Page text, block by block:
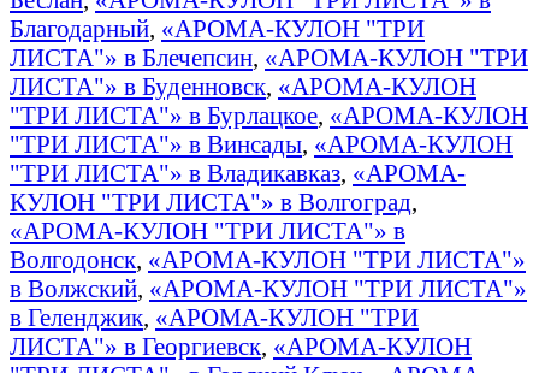
Благодарный, «АРОМА-КУЛОН "ТРИ
ЛИСТА"» в Блечепсин, «АРОМА-КУЛОН "ТРИ
ЛИСТА"» в Буденновск, «АРОМА-КУЛОН
"ТРИ ЛИСТА"» в Бурлацкое, «АРОМА-КУЛОН
"ТРИ ЛИСТА"» в Винсады, «АРОМА-КУЛОН
"ТРИ ЛИСТА"» в Владикавказ, «АРОМА-
КУЛОН "ТРИ ЛИСТА"» в Волгоград,
«АРОМА-КУЛОН "ТРИ ЛИСТА"» в
Волгодонск, «АРОМА-КУЛОН "ТРИ ЛИСТА"»
в Волжский, «АРОМА-КУЛОН "ТРИ ЛИСТА"»
в Геленджик, «АРОМА-КУЛОН "ТРИ
ЛИСТА"» в Георгиевск, «АРОМА-КУЛОН